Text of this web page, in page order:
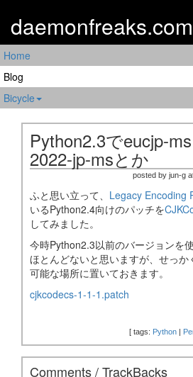
daemonfreaks.com
Home
Blog
Bicycle
Python2.3でeucjp-
2022-jp-msとか
posted by jun-g
ふと思い立って、 Legacy Encoding
いるPython2.4向けのパッチを
してみました。
今時Python2.3以前のバージョンを
ほとんどないと思いますが、せっか
可能な場所に置いておきます。
cjkcodecs-1-1-1.patch
[ tags: Python |
Comments / TrackBacks